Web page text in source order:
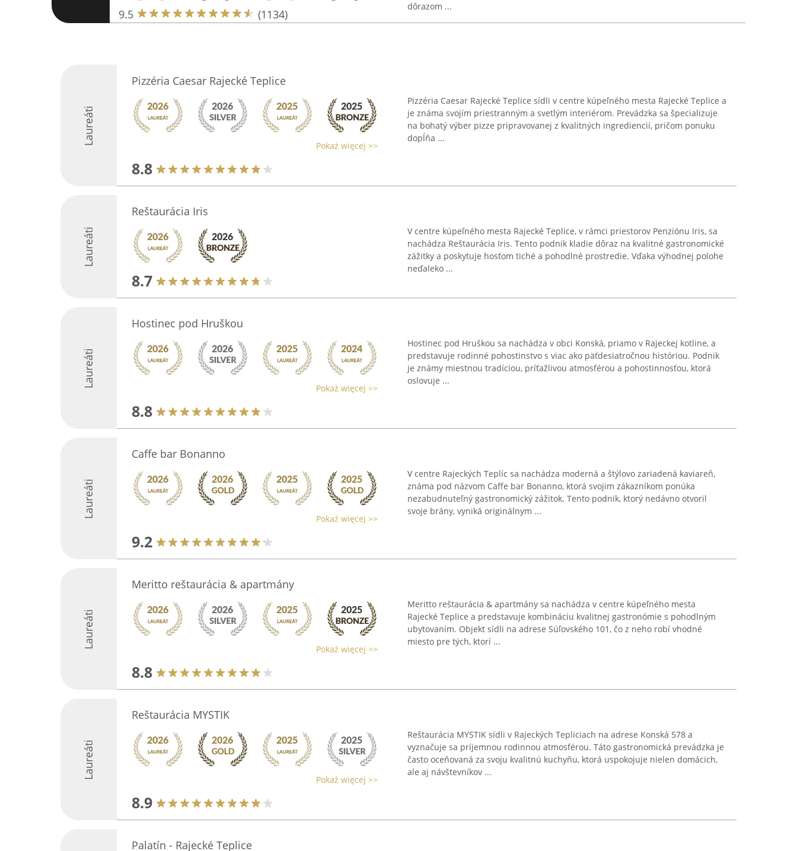
9.5 (1134)
dôrazom ...
Laureáti
Pizzéria Caesar Rajecké Teplice
Pokaż więcej >>
8.8
Pizzéria Caesar Rajecké Teplice sídli v centre kúpeľného mesta Rajecké Teplice a
je známa svojím priestranným a svetlým interiérom. Prevádzka sa špecializuje
na bohatý výber pizze pripravovanej z kvalitných ingrediencií, pričom ponuku
dopĺňa ...
Laureáti
Reštaurácia Iris
8.7
V centre kúpeľného mesta Rajecké Teplice, v rámci priestorov Penziónu Iris, sa
nachádza Reštaurácia Iris. Tento podnik kladie dôraz na kvalitné gastronomické
zážitky a poskytuje hosťom tiché a pohodlné prostredie. Vďaka výhodnej polohe
neďaleko ...
Laureáti
Hostinec pod Hruškou
Pokaż więcej >>
8.8
Hostinec pod Hruškou sa nachádza v obci Konská, priamo v Rajeckej kotline, a
predstavuje rodinné pohostinstvo s viac ako päťdesiatročnou históriou. Podnik
je známy miestnou tradíciou, príťažlivou atmosférou a pohostinnosťou, ktorá
oslovuje ...
Laureáti
Caffe bar Bonanno
Pokaż więcej >>
9.2
V centre Rajeckých Teplíc sa nachádza moderná a štýlovo zariadená kaviareň,
známa pod názvom Caffe bar Bonanno, ktorá svojim zákazníkom ponúka
nezabudnuteľný gastronomický zážitok. Tento podnik, ktorý nedávno otvoril
svoje brány, vyniká originálnym ...
Laureáti
Meritto reštaurácia & apartmány
Pokaż więcej >>
8.8
Meritto reštaurácia & apartmány sa nachádza v centre kúpeľného mesta
Rajecké Teplice a predstavuje kombináciu kvalitnej gastronómie s pohodlným
ubytovaním. Objekt sídli na adrese Súľovského 101, čo z neho robí vhodné
miesto pre tých, ktorí ...
Laureáti
Reštaurácia MYSTIK
Pokaż więcej >>
8.9
Reštaurácia MYSTIK sídli v Rajeckých Tepliciach na adrese Konská 578 a
vyznačuje sa príjemnou rodinnou atmosférou. Táto gastronomická prevádzka je
často oceňovaná za svoju kvalitnú kuchyňu, ktorá uspokojuje nielen domácich,
ale aj návštevníkov ...
Palatín - Rajecké Teplice